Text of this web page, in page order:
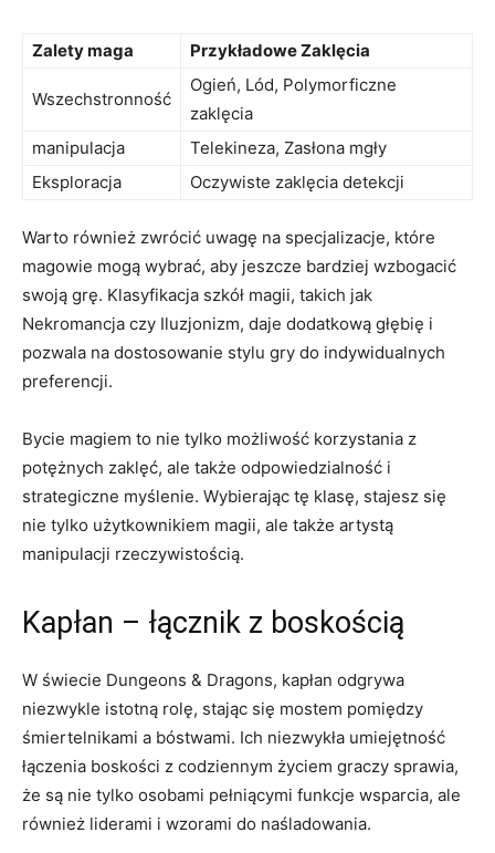
Zalety maga Przykładowe Zaklęcia
Wszechstronność
Ogień, Lód, Polymorficzne
zaklęcia
manipulacja
Telekineza, Zasłona mgły
Eksploracja
Oczywiste zaklęcia detekcji
Warto również zwrócić uwagę na specjalizacje, które
magowie mogą wybrać, aby jeszcze bardziej wzbogacić
swoją grę. Klasyfikacja szkół magii, takich jak
Nekromancja czy Iluzjonizm, daje dodatkową głębię i
pozwala na dostosowanie stylu gry do indywidualnych
preferencji.
Bycie magiem to nie tylko możliwość korzystania z
potężnych zaklęć, ale także odpowiedzialność i
strategiczne myślenie. Wybierając tę klasę, stajesz się
nie tylko użytkownikiem magii, ale także artystą
manipulacji rzeczywistością.
Kapłan – łącznik z boskością
W świecie Dungeons & Dragons, kapłan odgrywa
niezwykle istotną rolę, stając się mostem pomiędzy
śmiertelnikami a bóstwami. Ich niezwykła umiejętność
łączenia boskości z codziennym życiem graczy sprawia,
że są nie tylko osobami pełniącymi funkcje wsparcia, ale
również liderami i wzorami do naśladowania.